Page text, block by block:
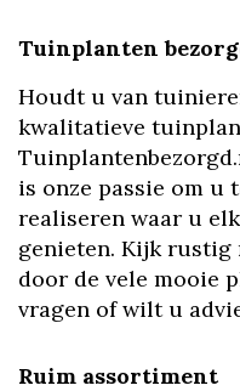
Tuinplanten
Houdt u van
kwalitatieve
is onze passie om u
realiseren waar u
genieten. Kijk
door de vele mooie
vragen of wilt u
Ruim assortiment